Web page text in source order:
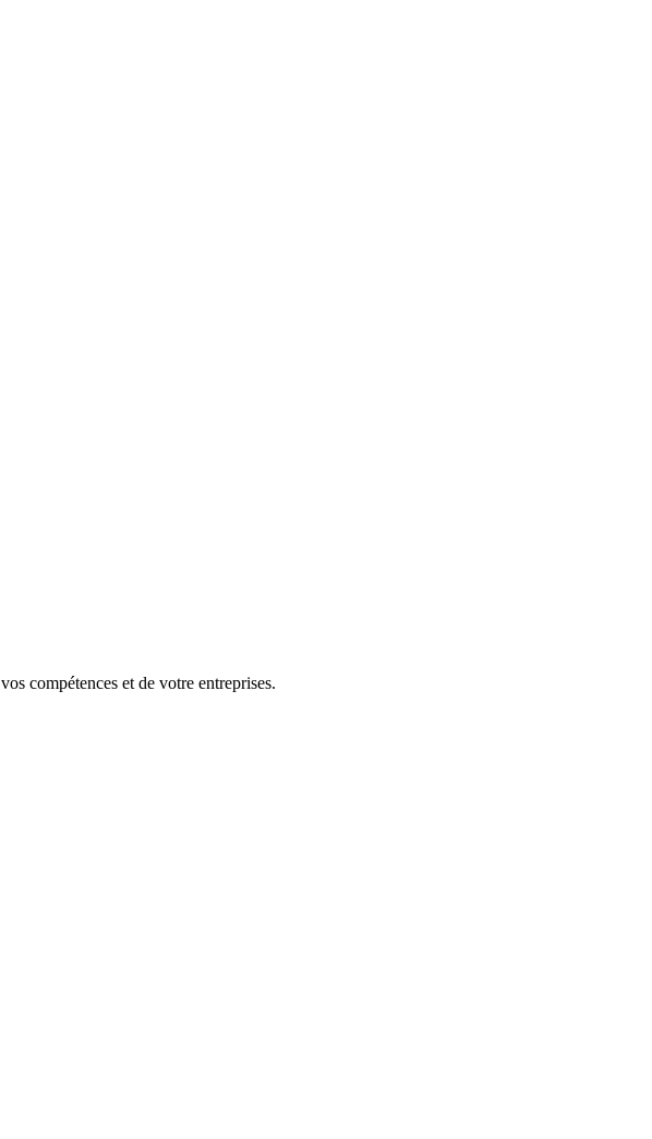
compétences et de votre entreprises.